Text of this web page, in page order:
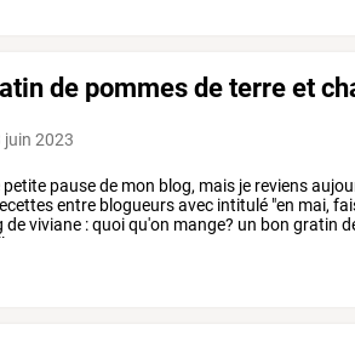
de pommes de terre et
juin 2023
petite pausede mon blog, mais je reviens
entre blogueursavec intitulé "en mai,
deviviane :quoiqu'on mange? un bon gratin